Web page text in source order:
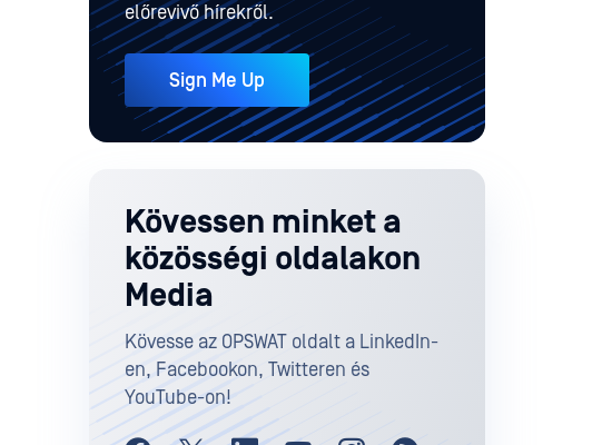
előrevivő hírekről.
Sign Me Up
Kövessen minket a
közösségi oldalakon
Media
Kövesse az OPSWAT oldalt a LinkedIn-
en, Facebookon, Twitteren és
YouTube-on!